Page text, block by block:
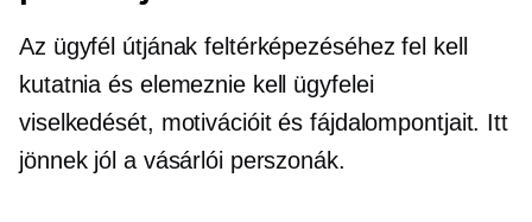
Az ügyfél útjának feltérképezéséhez fel kell
kutatnia és elemeznie kell ügyfelei
viselkedését, motivációit és fájdalompontjait. Itt
jönnek jól a vásárlói perszonák.